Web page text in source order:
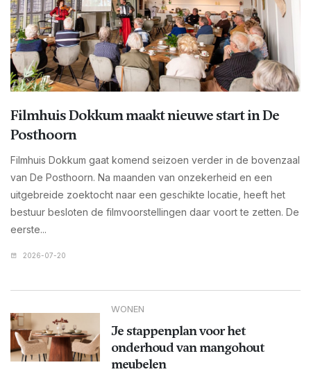
Filmhuis Dokkum maakt nieuwe start in De
Posthoorn
Filmhuis Dokkum gaat komend seizoen verder in de bovenzaal
van De Posthoorn. Na maanden van onzekerheid en een
uitgebreide zoektocht naar een geschikte locatie, heeft het
bestuur besloten de filmvoorstellingen daar voort te zetten. De
eerste...
2026-07-20
WONEN
Je stappenplan voor het
onderhoud van mangohout
meubelen